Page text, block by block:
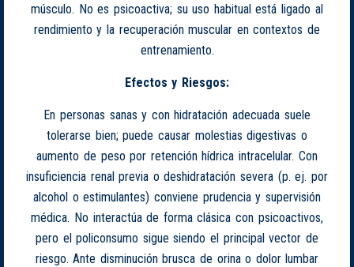
músculo. No es psicoactiva; su uso habitual está ligado al
rendimiento y la recuperación muscular en contextos de
entrenamiento.
Efectos y Riesgos:
En personas sanas y con hidratación adecuada suele
tolerarse bien; puede causar molestias digestivas o
aumento de peso por retención hídrica intracelular. Con
insuficiencia renal previa o deshidratación severa (p. ej. por
alcohol o estimulantes) conviene prudencia y supervisión
médica. No interactúa de forma clásica con psicoactivos,
pero el policonsumo sigue siendo el principal vector de
riesgo. Ante disminución brusca de orina o dolor lumbar